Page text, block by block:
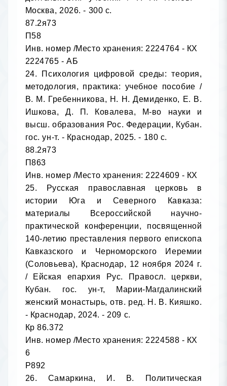
Москва, 2026. - 300 с.
87.2я73
П58
Инв. номер /Место хранения: 2224764 - КХ
2224765 - АБ
24. Психология цифровой среды: теория,
методология, практика: учебное пособие /
В. М. Гребенникова, Н. Н. Демиденко, Е. В.
Ишкова, Д. П. Ковалева, М-во науки и
высш. образования Рос. Федерации, Кубан.
гос. ун-т. - Краснодар, 2025. - 180 с.
88.2я73
П863
Инв. номер /Место хранения: 2224609 - КХ
25. Русская православная церковь в
истории Юга и Северного Кавказа:
материалы Всероссийской научно-
практической конференции, посвященной
140-летию преставления первого епископа
Кавказского и Черноморского Иеремии
(Соловьева), Краснодар, 12 ноября 2024 г.
/ Ейская епархия Рус. Правосл. церкви,
Кубан. гос. ун-т, Марии-Магдалинский
женский монастырь, отв. ред. Н. В. Кияшко.
- Краснодар, 2024. - 209 с.
Кр 86.372
Инв. номер /Место хранения: 2224588 - КХ
6
Р892
26. Самаркина, И. В. Политическая